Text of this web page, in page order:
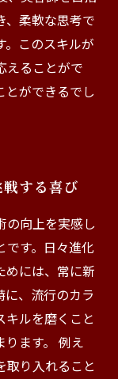
、柔軟な思考で
。このスキルが
えることがで
とができるでし
する喜び
の向上を実感し
です。日々進化
めには、常に新
に、流行のカラ
ルを磨くこと
ます。 例え
取り入れること